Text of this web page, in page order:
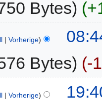
Bytes
Vorherige
Bytes
-
Vorherige